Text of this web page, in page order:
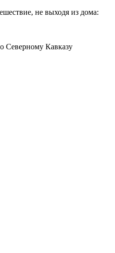
не выходя из дома:
Северному Кавказу